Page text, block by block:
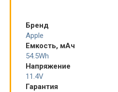
Бренд
Apple
Емкость, мАч
54.5Wh
Напряжение
11.4V
Гарантия